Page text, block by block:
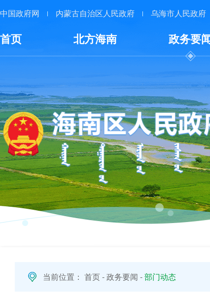
中国政府网 内蒙古自治区人民政府 乌海市人民政府
首页 北方海南 政务要
当前位置： 首页-政务要闻 -部门动态